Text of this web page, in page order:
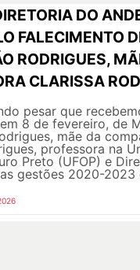
DO
FALECIMENTO
RODRIGUES,
CLARISSA
pesar que
8 de fevereiro, de
mãe da
professora na
Preto (UFOP) e
gestões 2020-2023